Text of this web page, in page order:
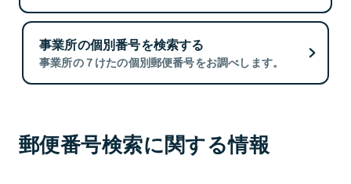
事業所の個別番号を検索する
事業所の７けたの個別郵便番号をお調べします。
郵便番号検索に関する情報